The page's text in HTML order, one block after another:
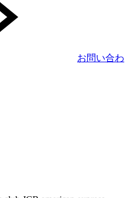
お問い合わ